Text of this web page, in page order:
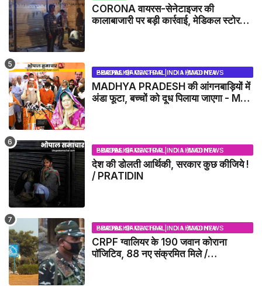
CORONA वायरस-सेनेटाइजर की
कालाबाजारी पर बड़ी कार्रवाई, मेडिकल स्टोर
BHOPAL SAMACHAR | NO 1 HINDI NEWS PORTAL OF CENTRAL INDIA (MADHYA PRADESH)
MADHYA PRADESH की आंगनबाड़ियों में
अंडा फूटा, बच्चों को दूध पिलाया जाएगा - MP
BHOPAL SAMACHAR | NO 1 HINDI NEWS PORTAL OF CENTRAL INDIA (MADHYA PRADESH)
देश की डोलती आर्थिकी, सरकार कुछ कीजिये !
/ PRATIDIN
BHOPAL SAMACHAR | NO 1 HINDI NEWS PORTAL OF CENTRAL INDIA (MADHYA PRADESH)
CRPF ग्वालियर के 190 जवान कोराना
पॉजिटिव, 88 नए संक्रमित मिले /